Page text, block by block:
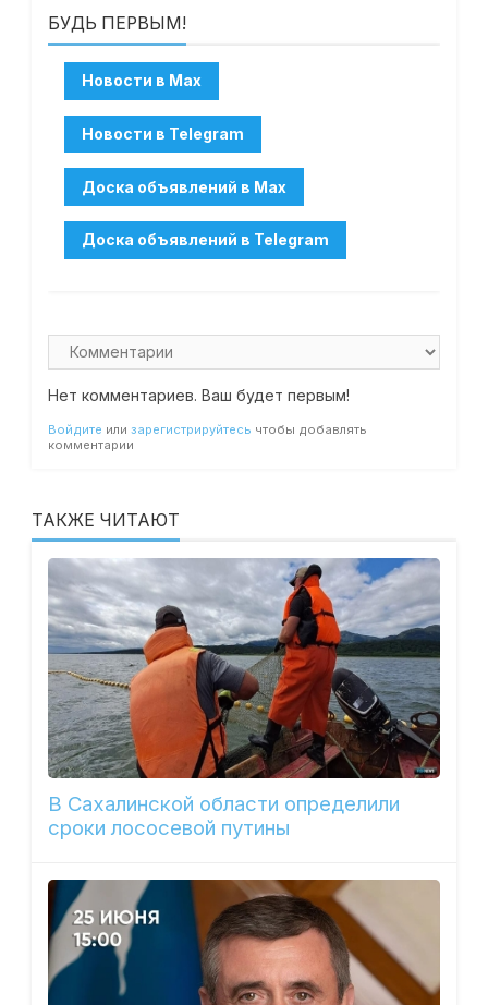
БУДЬ ПЕРВЫМ!
Нет комментариев. Ваш будет первым!
Войдите или зарегистрируйтесь чтобы добавлять
комментарии
ТАКЖЕ ЧИТАЮТ
В Сахалинской области определили
сроки лососевой путины